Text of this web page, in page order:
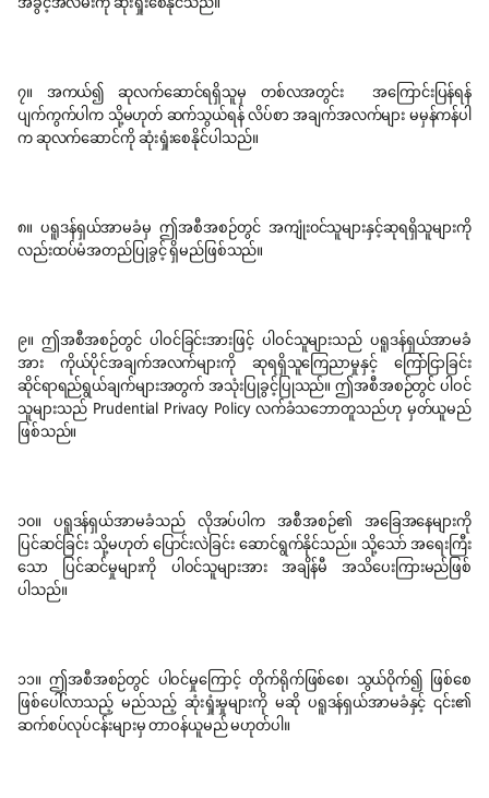
၇။ အကယ်၍ ဆုလက်ဆောင်ရရှိသူမှ တစ်လအတွင်း အကြောင်းပြန်ရန်
ပျက်ကွက်ပါက သို့မဟုတ် ဆက်သွယ်ရန် လိပ်စာ အချက်အလက်များ မမှန်ကန်ပါ
က ဆုလက်ဆောင်ကို ဆုံးရှုံးစေနိုင်ပါသည်။
၈။ ပရူဒန်ရှယ်အာမခံမှ ဤအစီအစဉ်တွင် အကျုံး၀င်သူများနှင့်ဆုရရှိသူများကို
လည်းထပ်မံအတည်ပြုခွင့် ရှိမည်ဖြစ်သည်။
၉။ ဤအစီအစဉ်တွင် ပါဝင်ခြင်းအားဖြင့် ပါဝင်သူများသည် ပရူဒန်ရှယ်အာမခံ
အား ကိုယ်ပိုင်အချက်အလက်များကို ဆုရရှိသူကြေညာမှုနှင့် ကြော်ငြာခြင်း
ဆိုင်ရာရည်ရွယ်ချက်များအတွက် အသုံးပြုခွင့်ပြုသည်။ ဤအစီအစဉ်တွင် ပါဝင်
သူများသည် Prudential Privacy Policy လက်ခံသဘောတူသည်ဟု မှတ်ယူမည်
ဖြစ်သည်။
၁၀။ ပရူဒန်ရှယ်အာမခံသည် လိုအပ်ပါက အစီအစဉ်၏ အခြေအနေများကို
ပြင်ဆင်ခြင်း သို့မဟုတ် ပြောင်းလဲခြင်း ဆောင်ရွက်နိုင်သည်။ သို့သော် အရေးကြီး
သော ပြင်ဆင်မှုများကို ပါဝင်သူများအား အချိန်မီ အသိပေးကြားမည်ဖြစ်
ပါသည်။
၁၁။ ဤအစီအစဉ်တွင် ပါဝင်မှုကြောင့် တိုက်ရိုက်ဖြစ်စေ၊ သွယ်၀ိုက်၍ ဖြစ်စေ
ဖြစ်ပေါ်လာသည့် မည်သည့် ဆုံးရှုံးမှုများကို မဆို ပရူဒန်ရှယ်အာမခံနှင့် ၎င်း၏
ဆက်စပ်လုပ်ငန်းများမှ တာဝန်ယူမည် မဟုတ်ပါ။